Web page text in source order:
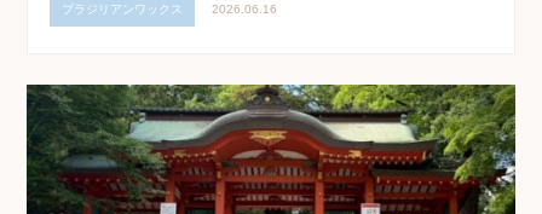
ブラジリアンワックス 2026.06.16